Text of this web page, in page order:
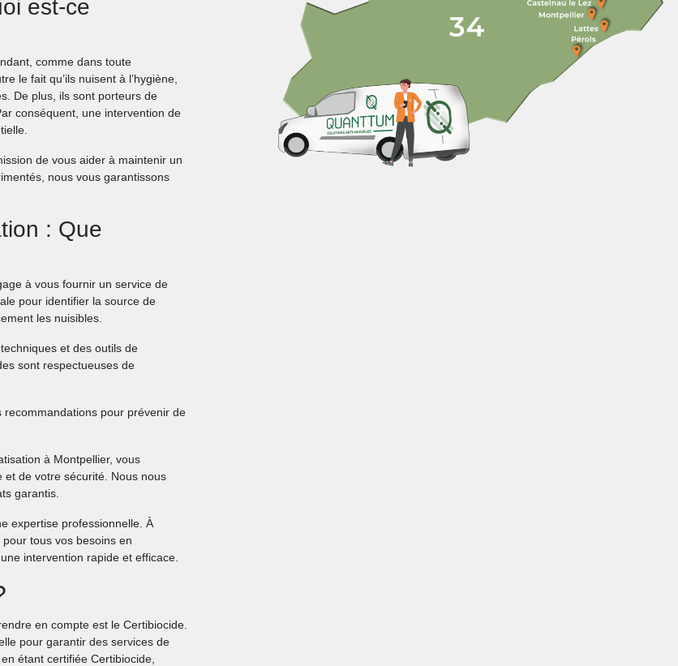
est-ce
comme dans toute
le fait qu’ils nuisent à l’hygiène,
De plus, ils sont porteurs de
conséquent, une intervention de
de vous aider à maintenir un
nous vous garantissons
: Que
à vous fournir un service de
pour identifier la source de
les nuisibles.
et des outils de
sont respectueuses de
recommandations pour prévenir de
à Montpellier, vous
de votre sécurité. Nous nous
garantis.
expertise professionnelle. À
tous vos besoins en
intervention rapide et efficace.
en compte est le Certibiocide.
pour garantir des services de
étant certifiée Certibiocide,